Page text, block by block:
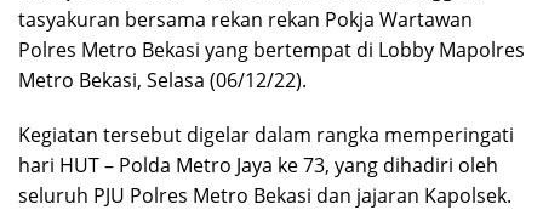
tasyakuran bersama rekan rekan Pokja Wartawan
Polres Metro Bekasi yang bertempat di Lobby Mapolres
Metro Bekasi, Selasa (06/12/22).
Kegiatan tersebut digelar dalam rangka memperingati
hari HUT – Polda Metro Jaya ke 73, yang dihadiri oleh
seluruh PJU Polres Metro Bekasi dan jajaran Kapolsek.